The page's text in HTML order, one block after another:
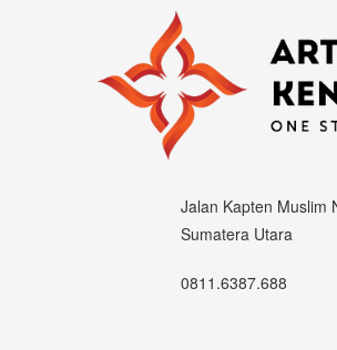
Jalan Kapten Muslim
Sumatera Utara
0811.6387.688